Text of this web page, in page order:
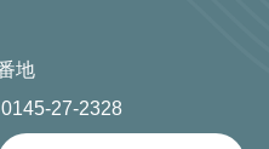
地
27-2328